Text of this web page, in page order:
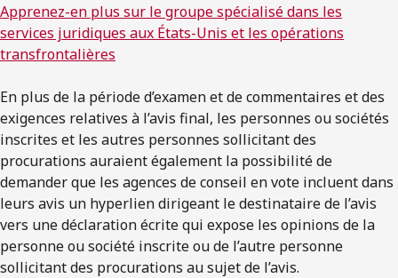
Apprenez-en plus sur le groupe spécialisé dans les
services juridiques aux États-Unis et les opérations
transfrontalières
En plus de la période d’examen et de commentaires et des
exigences relatives à l’avis final, les personnes ou sociétés
inscrites et les autres personnes sollicitant des
procurations auraient également la possibilité de
demander que les agences de conseil en vote incluent dans
leurs avis un hyperlien dirigeant le destinataire de l’avis
vers une déclaration écrite qui expose les opinions de la
personne ou société inscrite ou de l’autre personne
sollicitant des procurations au sujet de l’avis.